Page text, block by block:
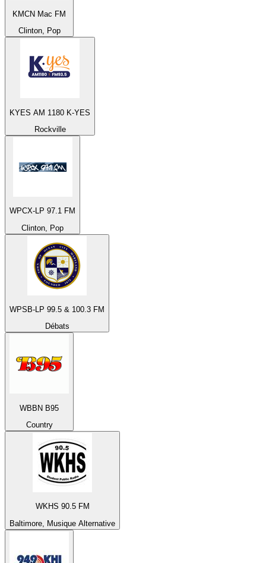
KMCN Mac FM
Clinton, Pop
KYES AM 1180 K-YES
Rockville
WPCX-LP 97.1 FM
Clinton, Pop
WPSB-LP 99.5 & 100.3 FM
Débats
WBBN B95
Country
WKHS 90.5 FM
Baltimore, Musique Alternative